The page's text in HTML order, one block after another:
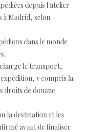
depuis l'atelier
à Madrid, selon
dans le monde
le transport,
y compris la
droits de douane
la destination et les
avant de finaliser